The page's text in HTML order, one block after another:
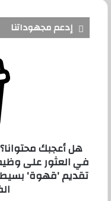
إدعم مجهوداتنا
هل أعجبك
في العثور على
تقديم 'قهوة'